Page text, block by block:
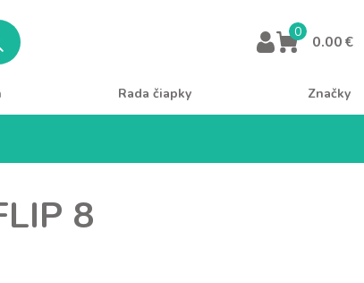
0
0.00 €
Rada čiapky Značky
8